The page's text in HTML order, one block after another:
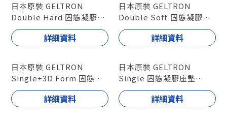
日本原裝 GELTRON
Double Hard 固態凝膠座
墊
型號 : GTC2SH /
詳細資料
日本原裝 GELTRON
Double Soft 固態凝膠座
墊
型號 : GTC2SS / GTC2-
詳細資料
日本原裝 GELTRON
Single+3D Form 固態凝
膠座墊
型號 : GTC1S3D /
詳細資料
日本原裝 GELTRON
Single 固態凝膠座墊
型號 : GTC1S / GTC1M
詳細資料